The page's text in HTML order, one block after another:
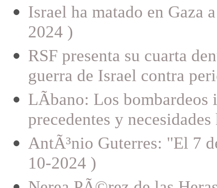
Israel ha matado en Gaza
2024 )
RSF presenta su cuarta
guerra de Israel contra
LÃ­bano: Los bombardeos
precedentes y
AntÃ³nio Guterres: "El 7
10-2024 )